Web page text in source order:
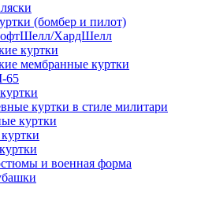
(бомбер и пилот)
ХардШелл
куртки
мембранные куртки
65
куртки в стиле милитари
куртки
и военная форма